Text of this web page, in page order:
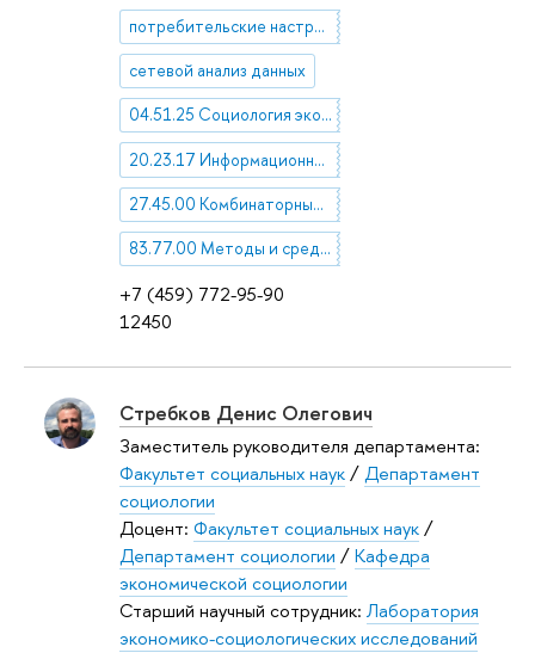
+7 (459) 772-95-90
12450
потребительские настроения населения
сетевой анализ данных
04.51.25 Социология экономики
20.23.17 Информационно-поисковые массивы. Базы данных. Манипулирование данными и файлами
27.45.00 Комбинаторный анализ. Теория графов
83.77.00 Методы и средства сбора, обработки и анализа статистической информации
Стребков Денис Олегович
Заместитель руководителя департамента:
Факультет социальных наук/Департамент
социологии
Доцент: Факультет социальных наук/
Департамент социологии /Кафедра
экономической социологии
Старший научный сотрудник: Лаборатория
экономико-социологических исследований